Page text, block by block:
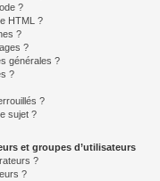
?
HTML ?
?
?
générales ?
?
?
sujet ?
et groupes d’utilisateurs
?
?